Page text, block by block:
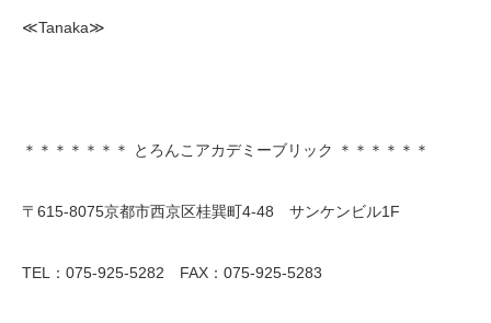
≪Tanaka≫
＊＊＊＊＊＊＊ とろんこアカデミーブリック ＊＊＊＊＊＊
〒615-8075京都市西京区桂巽町4-48 サンケンビル1F
TEL：075-925-5282 FAX：075-925-5283